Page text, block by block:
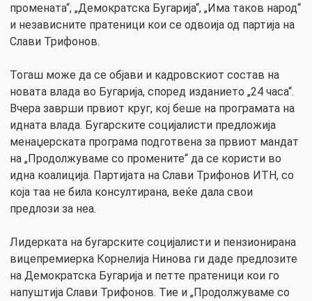
промената“, „Демократска Бугарија“, „Има таков народ“
и независните пратеници кои се одвоија од партија на
Слави Трифонов.
Тогаш може да се објави и кадровскиот состав на
новата влада во Бугарија, според изданието „24 часа“.
Вчера заврши првиот круг, кој беше на програмата на
идната влада. Бугарските социјалисти предложија
менаџерската програма подготвена за првиот мандат
на „Продолжуваме со промените“ да се користи во
идна коалиција. Партијата на Слави Трифонов ИТН, со
која таа не била консултирана, веќе дала свои
предлози за неа.
Лидерката на бугарските социјалисти и пензионирана
вицепремиерка Корнелија Нинова ги даде предлозите
на Демократска Бугарија и петте пратеници кои го
напуштија Слави Трифонов. Тие и „Продолжуваме со